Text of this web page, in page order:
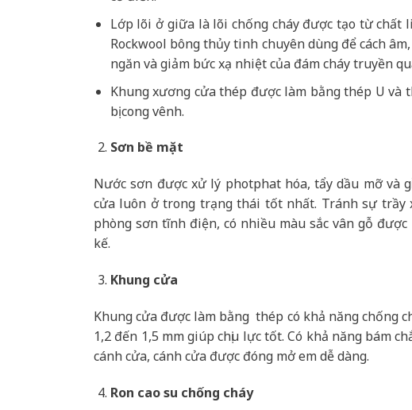
Lớp lõi ở giữa là lõi chống cháy được tạo từ chất
Rockwool bông thủy tinh chuyên dùng để cách
ngăn và giảm bức xạ nhiệt của đám cháy truyền
Khung xương cửa thép được làm bằng thép U và
bị cong vênh.
Sơn bề mặt
Nước sơn được xử lý photphat hóa, tẩy dầu mỡ và
cửa luôn ở trong trạng thái tốt nhất. Tránh sự trầy
phòng sơn tĩnh điện, có nhiều màu sắc vân gỗ
kế.
Khung cửa
Khung cửa được làm bằng thép có khả năng chống
1,2 đến 1,5 mm giúp chịu lực tốt. Có khả năng bám
cánh cửa, cánh cửa được đóng mở em dễ dàng.
Ron cao su chống cháy